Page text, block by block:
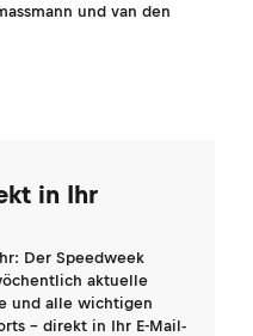
und van den
in Ihr
Der Speedweek
aktuelle
und alle wichtigen
- direkt in Ihr E-Mail-